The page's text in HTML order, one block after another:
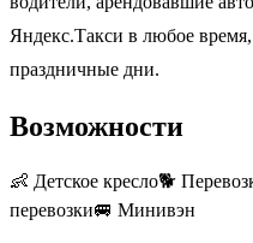
Яндекс.Такси в любое
праздничные дни.
Возможности
👶 Детское кресло🐕
перевозки🚐 Минивэн